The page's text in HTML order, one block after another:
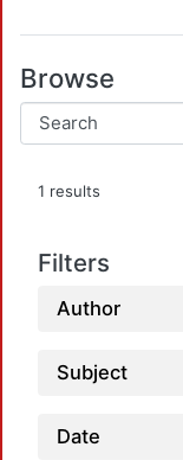
Browse
1 results
Filters
Author
Subject
Date